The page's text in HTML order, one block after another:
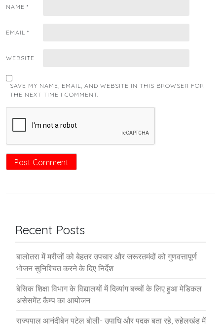
NAME *
EMAIL *
WEBSITE
SAVE MY NAME, EMAIL, AND WEBSITE IN THIS BROWSER FOR
THE NEXT TIME I COMMENT.
Recent Posts
बालोतरा में मरीजों को बेहतर उपचार और जरूरतमंदों को गुणवत्तापूर्ण
भोजन सुनिश्चित करने के दिए निर्देश
बेसिक शिक्षा विभाग के विद्यालयों में दिव्यांग बच्चों के लिए हुआ मेडिकल
असेसमेंट कैम्प का आयोजन
राज्यपाल आनंदीबेन पटेल बोली- उपाधि और पदक बता रहे, रुहेलखंड में